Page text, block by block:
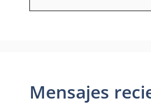
Mensajes